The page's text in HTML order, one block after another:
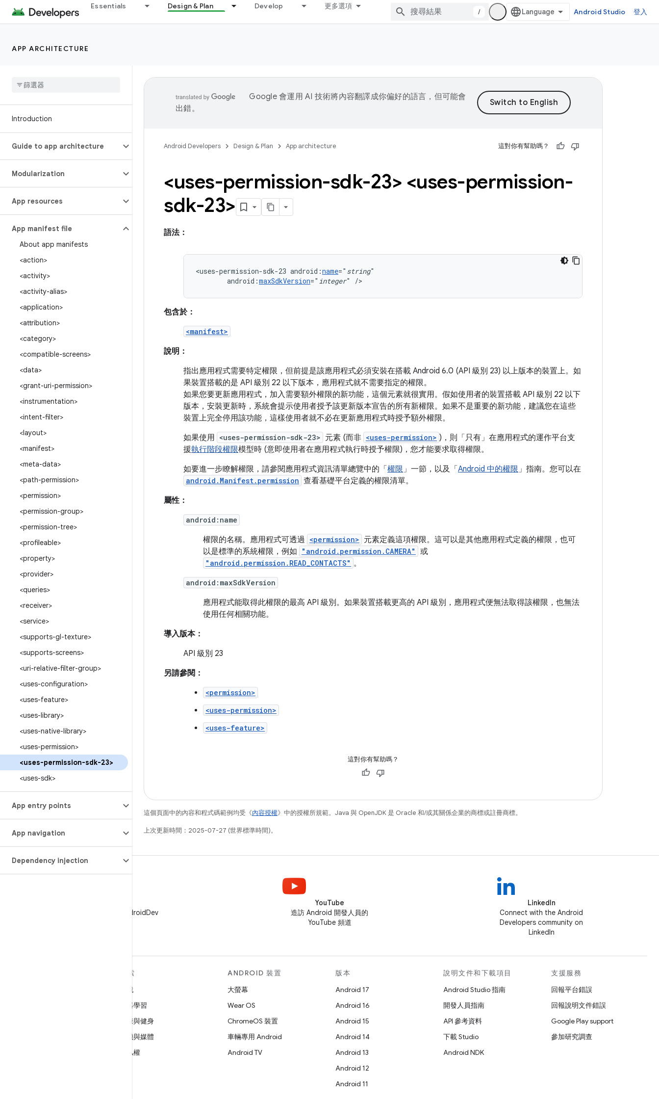
Essentials Design & Plan Develop 更多選項
/ Android Studio 登入
APP ARCHITECTURE
Introduction
Guide to app architecture
Modularization
App resources
App manifest file
About app manifests
<action>
<activity>
<activity-alias>
<application>
<attribution>
<category>
<compatible-screens>
<data>
<grant-uri-permission>
<instrumentation>
<intent-filter>
<layout>
<manifest>
<meta-data>
<path-permission>
<permission>
<permission-group>
<permission-tree>
<profileable>
<property>
<provider>
<queries>
<receiver>
<service>
<supports-gl-texture>
<supports-screens>
<uri-relative-filter-group>
<uses-configuration>
<uses-feature>
<uses-library>
<uses-native-library>
<uses-permission>
<uses-permission-sdk-23>
<uses-sdk>
App entry points
App navigation
Dependency injection
Google 會運用 AI 技術將內容翻譯成你偏好的語言，但可能會
出錯。
Android Developers Design & Plan App architecture 這對你有幫助嗎？
<uses-permission-sdk-23> <uses-permission-
sdk-23>
語法：
<uses-permission-sdk-23 android:name=" string
android:maxSdkVersion=" integer" />
包含於：
<manifest>
說明：
指出應用程式需要特定權限，但前提是該應用程式必須安裝在搭載 Android 6.0 (API 級別 23) 以上版本的裝置上。如
果裝置搭載的是 API 級別 22 以下版本，應用程式就不需要指定的權限。
如果您要更新應用程式，加入需要額外權限的新功能，這個元素就很實用。假如使用者的裝置搭載 API 級別 22 以下
版本，安裝更新時，系統會提示使用者授予該更新版本宣告的所有新權限。如果不是重要的新功能，建議您在這些
裝置上完全停用該功能，這樣使用者就不必在更新應用程式時授予額外權限。
如果使用 <uses-permission-sdk-23> 元素 (而非 <uses-permission> )，則「只有」在應用程式的運作平台支
援執行階段權限模型時 (意即使用者在應用程式執行時授予權限)，您才能要求取得權限。
如要進一步瞭解權限，請參閱應用程式資訊清單總覽中的「 權限」一節，以及「 Android 中的權限」指南。您可以在
android.Manifest.permission 查看基礎平台定義的權限清單。
屬性：
android:name
權限的名稱。應用程式可透過 <permission> 元素定義這項權限。這可以是其他應用程式定義的權限，也可
以是標準的系統權限，例如
"android.permission.CAMERA" 或
"android.permission.READ_CONTACTS" 。
android:maxSdkVersion
應用程式能取得此權限的最高 API 級別。如果裝置搭載更高的 API 級別，應用程式便無法取得該權限，也無法
使用任何相關功能。
導入版本：
API 級別 23
另請參閱：
<permission>
<uses-permission>
<uses-feature>
這對你有幫助嗎？
這個頁面中的內容和程式碼範例均受《內容授權》中的授權所規範。Java 與 OpenJDK 是 Oracle 和/或其關係企業的商標或註冊商標。
上次更新時間：2025-07-27 (世界標準時間)。
在 X 中追蹤 @AndroidDev
YouTube
造訪 Android 開發人員的
YouTube 頻道
LinkedIn
Connect with the Android
Developers community on
LinkedIn
探索
遊戲
機器學習
健康與健身
相機與媒體
隱私權
ANDROID 裝置
大螢幕
Wear OS
ChromeOS 裝置
車輛專用 Android
Android TV
版本
Android 17
Android 16
Android 15
Android 14
Android 13
Android 12
Android 11
說明文件和下載項目
Android Studio 指南
開發人員指南
API 參考資料
下載 Studio
Android NDK
支援服務
回報平台錯誤
回報說明文件錯誤
Google Play support
參加研究調查